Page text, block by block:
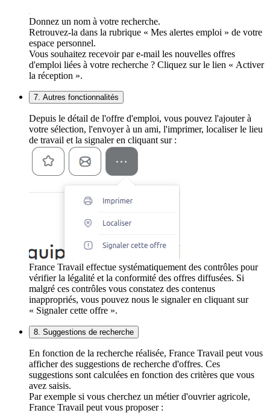
Donnez un nom à votre recherche.
Retrouvez-la dans la rubrique « Mes alertes emploi » de votre
espace personnel.
Vous souhaitez recevoir par e-mail les nouvelles offres
d'emploi liées à votre recherche ? Cliquez sur le lien « Activer
la réception ».
7. Autres fonctionnalités
Depuis le détail de l'offre d'emploi, vous pouvez l'ajouter à
votre sélection, l'envoyer à un ami, l'imprimer, localiser le lieu
de travail et la signaler en cliquant sur :
France Travail effectue systématiquement des contrôles pour
vérifier la légalité et la conformité des offres diffusées. Si
malgré ces contrôles vous constatez des contenus
inappropriés, vous pouvez nous le signaler en cliquant sur
« Signaler cette offre ».
8. Suggestions de recherche
En fonction de la recherche réalisée, France Travail peut vous
afficher des suggestions de recherche d'offres. Ces
suggestions sont calculées en fonction des critères que vous
avez saisis.
Par exemple si vous cherchez un métier d'ouvrier agricole,
France Travail peut vous proposer :